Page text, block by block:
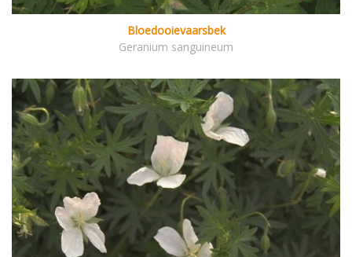
Bloedooievaarsbek
Geranium sanguineum